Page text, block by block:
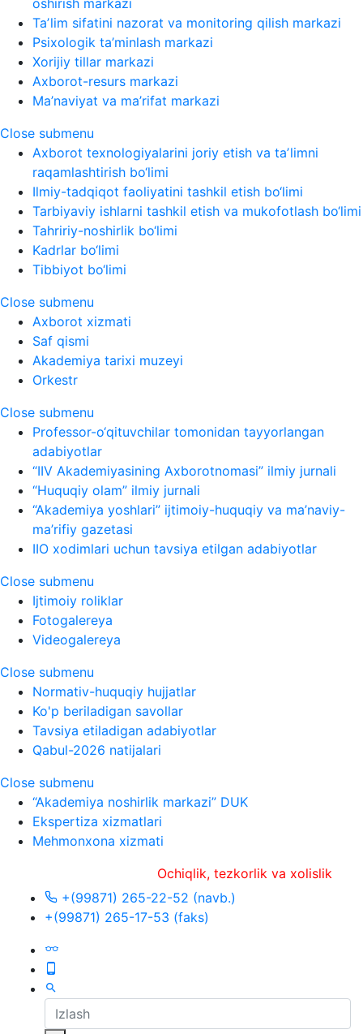
oshirish markazi
Taʼlim sifatini nazorat va monitoring qilish markazi
Psixologik ta’minlash markazi
Xorijiy tillar markazi
Axborot-resurs markazi
Ma’naviyat va ma’rifat markazi
Close submenu
Axborot texnologiyalarini joriy etish va taʼlimni
raqamlashtirish bo‘limi
Ilmiy-tadqiqot faoliyatini tashkil etish bo‘limi
Tarbiyaviy ishlarni tashkil etish va mukofotlash bo‘limi
Tahririy-noshirlik bo‘limi
Kadrlar bo‘limi
Tibbiyot bo‘limi
Close submenu
Axborot xizmati
Saf qismi
Akademiya tarixi muzeyi
Orkestr
Close submenu
Professor-o‘qituvchilar tomonidan tayyorlangan
adabiyotlar
“IIV Akademiyasining Axborotnomasi” ilmiy jurnali
“Huquqiy olam” ilmiy jurnali
“Akademiya yoshlari” ijtimoiy-huquqiy va ma’naviy-
ma’rifiy gazetasi
IIO xodimlari uchun tavsiya etilgan adabiyotlar
Close submenu
Ijtimoiy roliklar
Fotogalereya
Videogalereya
Close submenu
Normativ-huquqiy hujjatlar
Ko'p beriladigan savollar
Tavsiya etiladigan adabiyotlar
Qabul-2026 natijalari
Close submenu
“Akademiya noshirlik markazi” DUK
Ekspertiza xizmatlari
Mehmonxona xizmati
Ochiqlik, tezkorlik va xolislik
+(99871) 265-22-52 (navb.)
+(99871) 265-17-53 (faks)